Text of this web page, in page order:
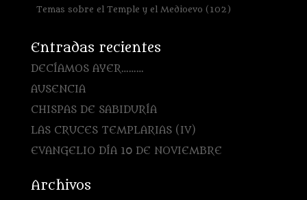
Temas sobre el Temple y el Medioevo (102)
Entradas recientes
DECÍAMOS AYER………
AUSENCIA
CHISPAS DE SABIDURÍA
LAS CRUCES TEMPLARIAS (IV)
EVANGELIO DÍA 10 DE NOVIEMBRE
Archivos